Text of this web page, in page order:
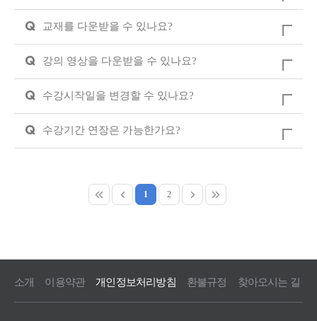
Q 교재를 다운받을 수 있나요?
Q 강의 영상을 다운받을 수 있나요?
Q 수강시작일을 변경할 수 있나요?
Q 수강기간 연장은 가능한가요?
1 2
소개 이용약관 개인정보처리방침 환불규정 찾아오시는 길